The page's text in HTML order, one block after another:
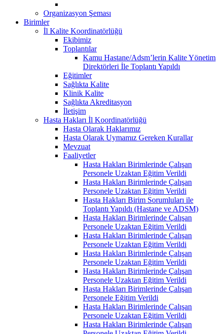
Organizasyon Şeması
Birimler
İl Kalite Koordinatörlüğü
Ekibimiz
Toplantılar
Kamu Hastane/Adsm’lerin Kalite Yönetim
Direktörleri İle Toplantı Yapıldı
Eğitimler
Sağlıkta Kalite
Klinik Kalite
Sağlıkta Akreditasyon
İletişim
Hasta Hakları İl Koordinatörlüğü
Hasta Olarak Haklarımız
Hasta Olarak Uymamız Gereken Kurallar
Mevzuat
Faaliyetler
Hasta Hakları Birimlerinde Çalışan
Personele Uzaktan Eğitim Verildi
Hasta Hakları Birimlerinde Çalışan
Personele Uzaktan Eğitim Verildi
Hasta Hakları Birim Sorumluları ile
Toplantı Yapıldı (Hastane ve ADSM)
Hasta Hakları Birimlerinde Çalışan
Personele Uzaktan Eğitim Verildi
Hasta Hakları Birimlerinde Çalışan
Personele Uzaktan Eğitim Verildi
Hasta Hakları Birimlerinde Çalışan
Personele Uzaktan Eğitim Verildi
Hasta Hakları Birimlerinde Çalışan
Personele Uzaktan Eğitim Verildi
Hasta Hakları Birimlerinde Çalışan
Personele Eğitim Verildi
Hasta Hakları Birimlerinde Çalışan
Personele Uzaktan Eğitim Verildi
Hasta Hakları Birimlerinde Çalışan